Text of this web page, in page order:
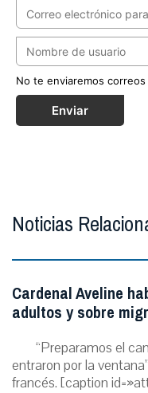
No te enviaremos
Enviar
Noticias
Cardenal Aveline
adultos y sobre
“Preparamos el
entraron por la
francés. [caption